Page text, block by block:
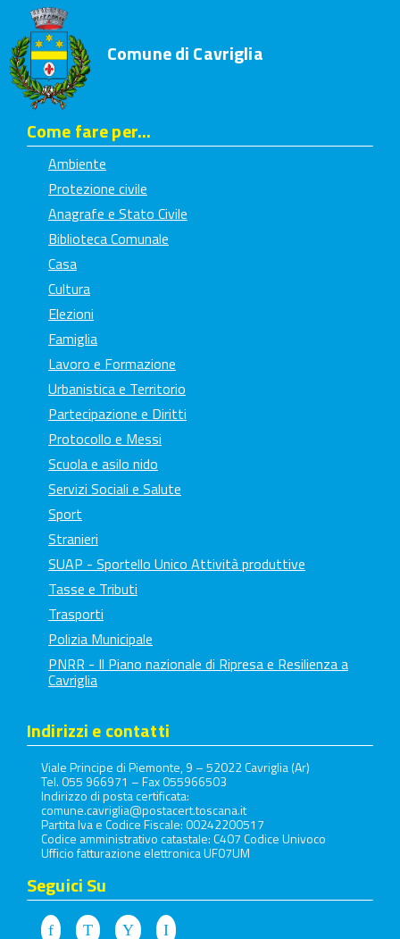
Comune di Cavriglia
Come fare per...
Ambiente
Protezione civile
Anagrafe e Stato Civile
Biblioteca Comunale
Casa
Cultura
Elezioni
Famiglia
Lavoro e Formazione
Urbanistica e Territorio
Partecipazione e Diritti
Protocollo e Messi
Scuola e asilo nido
Servizi Sociali e Salute
Sport
Stranieri
SUAP - Sportello Unico Attività produttive
Tasse e Tributi
Trasporti
Polizia Municipale
PNRR - Il Piano nazionale di Ripresa e Resilienza a
Cavriglia
Indirizzi e contatti
Viale Principe di Piemonte, 9 – 52022 Cavriglia (Ar)
Tel. 055 966971 – Fax 055966503
Indirizzo di posta certificata:
comune.cavriglia@postacert.toscana.it
Partita Iva e Codice Fiscale: 00242200517
Codice amministrativo catastale: C407 Codice Univoco
Ufficio fatturazione elettronica UF07UM
Seguici Su
FacebookTwitter Youtube